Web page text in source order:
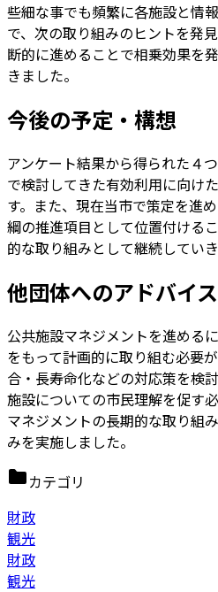
些細な事でも頻繁に各施設と情
で、次の取り組みのヒントを発
断的に進めることで相乗効果を
きました。
今後の予定・構想
アンケート結果から得られた４
で検討してきた有効利用に向け
す。また、現在当市で策定を進
綱の推進項目として位置付ける
的な取り組みとして継続してい
他団体へのアドバイス
公共施設マネジメントを進める
をもって計画的に取り組む必要
合・長寿命化などの対応策を検
施設についての市民理解を促す
マネジメントの長期的な取り組
みを実施しました。
カテゴリ
財政
観光
財政
観光